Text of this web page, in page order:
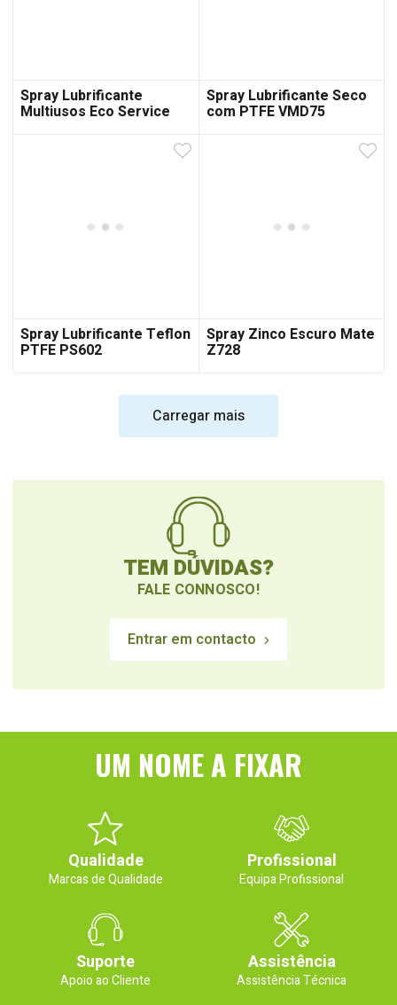
Spray Lubrificante
Multiusos Eco Service
Spray Lubrificante Seco
com PTFE VMD75
Spray Lubrificante Teflon
PTFE PS602
Spray Zinco Escuro Mate
Z728
Carregar mais
TEM DÚVIDAS?
FALE CONNOSCO!
Entrar em contacto
UM NOME A FIXAR
Qualidade
Marcas de Qualidade
Profissional
Equipa Profissional
Suporte
Apoio ao Cliente
Assistência
Assistência Técnica